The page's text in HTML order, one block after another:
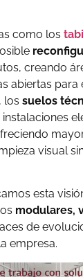
como los
creando
abiertas para
los suelos
visual
esta
modulares,
de
empresa.